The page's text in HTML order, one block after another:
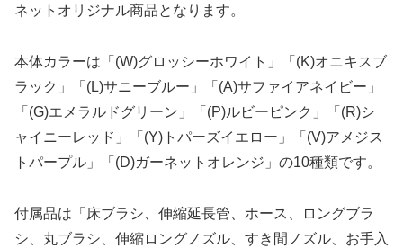
ネットオリジナル商品となります。
本体カラーは「(W)グロッシーホワイト」「(K)オニキスブ
ラック」「(L)サニーブルー」「(A)サファイアネイビー」
「(G)エメラルドグリーン」「(P)ルビーピンク」「(R)シ
ャイニーレッド」「(Y)トパーズイエロー」「(V)アメジス
トパープル」「(D)ガーネットオレンジ」の10種類です。
付属品は「床ブラシ、伸縮延長管、ホース、ロングブラ
シ、丸ブラシ、伸縮ロングノズル、すき間ノズル、お手入